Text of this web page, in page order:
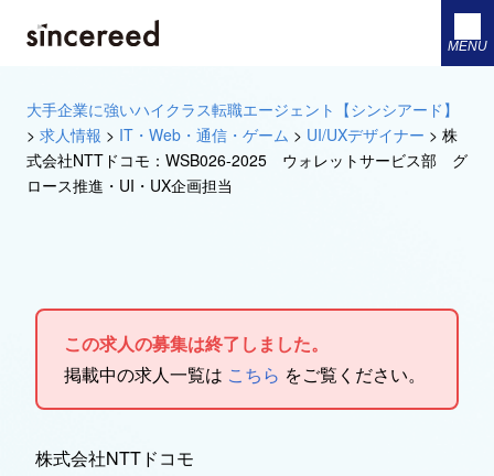
MENU
大手企業に強いハイクラス転職エージェント【シンシアード】
> 求人情報 > IT・Web・通信・ゲーム > UI/UXデザイナー > 株
式会社NTTドコモ：WSB026-2025 ウォレットサービス部 グ
ロース推進・UI・UX企画担当
この求人の募集は終了しました。
掲載中の求人一覧は こちら をご覧ください。
株式会社NTTドコモ